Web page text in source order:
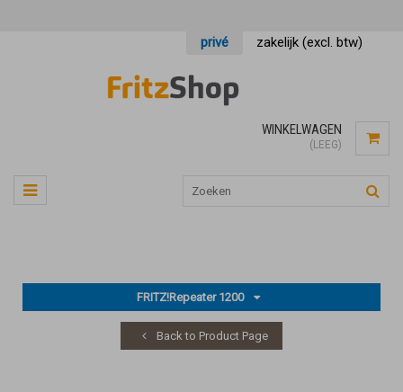
privé zakelijk (excl. btw)
WINKELWAGEN
(LEEG)
FRITZ!Repeater 1200
Back to Product Page